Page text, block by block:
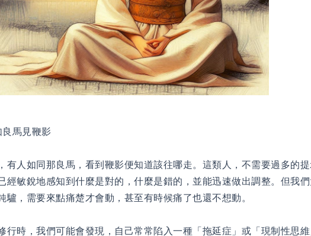
馬見鞭影
有人如同那良馬，看到鞭影便知道該往哪走。這類人，不需要過多的
經敏銳地感知到什麼是對的，什麼是錯的，並能迅速做出調整。但我
驢，需要來點痛楚才會動，甚至有時候痛了也還不想動。
行時，我們可能會發現，自己常常陷入一種「拖延症」或「現制性思